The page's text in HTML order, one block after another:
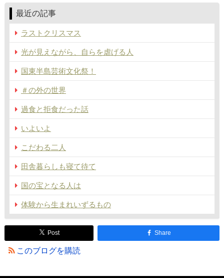
最近の記事
ラストクリスマス
光が見えながら、自らを虐げる人
国東半島芸術文化祭！
＃の外の世界
過食と拒食だった話
いよいよ
こだわる二人
田舎暮らしも寝て待て
国の宝となる人は
体験から生まれいずるもの
Post Share
このブログを購読